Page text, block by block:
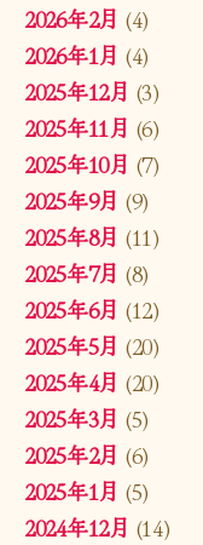
2026年2月 (4)
2026年1月 (4)
2025年12月 (3)
2025年11月 (6)
2025年10月 (7)
2025年9月 (9)
2025年8月 (11)
2025年7月 (8)
2025年6月 (12)
2025年5月 (20)
2025年4月 (20)
2025年3月 (5)
2025年2月 (6)
2025年1月 (5)
2024年12月 (14)